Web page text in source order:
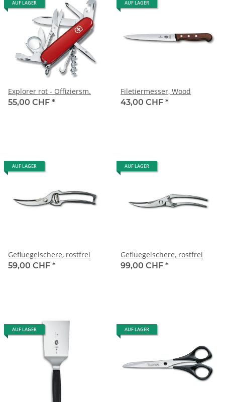
AUF LAGER
Explorer rot - Offiziersm.
55,00 CHF *
AUF LAGER
Filetiermesser, Wood
43,00 CHF *
AUF LAGER
Gefluegelschere, rostfrei
59,00 CHF *
AUF LAGER
Gefluegelschere, rostfrei
99,00 CHF *
AUF LAGER AUF LAGER